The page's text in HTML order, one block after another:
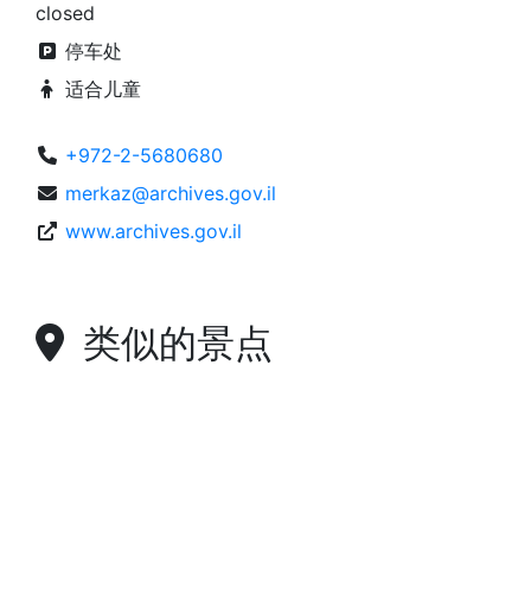
closed
停车处
适合儿童
+972-2-5680680
merkaz@archives.gov.il
www.archives.gov.il
类似的景点